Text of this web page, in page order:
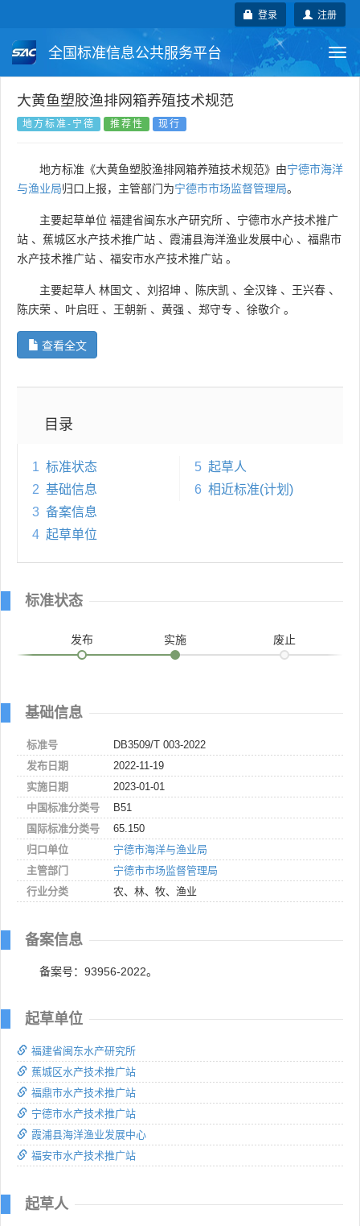
注册
登录
全国标准信息公共服务平台
国家标准 行业标准
国外标准 技术委员会
大黄鱼塑胶渔排网箱养殖技术规范
地方标准-宁德 推荐性 现行
地方标准《大黄鱼塑胶渔排网箱养殖技术规范》由宁德市海洋
与渔业局归口上报，主管部门为宁德市市场监督管理局。
主要起草单位 福建省闽东水产研究所 、 宁德市水产技术推广
站 、 蕉城区水产技术推广站 、 霞浦县海洋渔业发展中心 、 福鼎市
水产技术推广站 、 福安市水产技术推广站 。
主要起草人 林国文 、 刘招坤 、 陈庆凯 、 全汉锋 、 王兴春 、
陈庆荣 、 叶启旺 、 王朝新 、 黄强 、 郑守专 、 徐敬介 。
查看全文
目录
1 标准状态
2 基础信息
3 备案信息
4 起草单位
5 起草人
6 相近标准(计划)
标准状态
发布 实施 废止
基础信息
标准号
DB3509/T 003-2022
发布日期
2022-11-19
实施日期
2023-01-01
中国标准分类号
B51
国际标准分类号
65.150
归口单位
宁德市海洋与渔业局
主管部门
宁德市市场监督管理局
行业分类
农、林、牧、渔业
备案信息
备案号：93956-2022。
起草单位
福建省闽东水产研究所
蕉城区水产技术推广站
福鼎市水产技术推广站
宁德市水产技术推广站
霞浦县海洋渔业发展中心
福安市水产技术推广站
起草人